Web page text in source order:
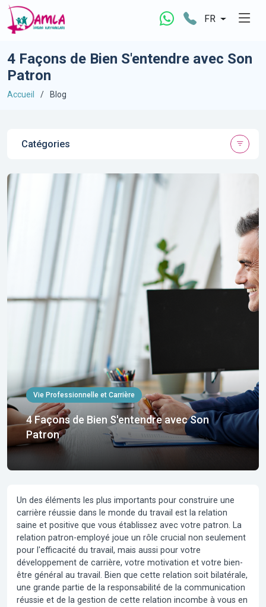
FR
4 Façons de Bien S'entendre avec Son
Patron
Accueil Blog
Vie Professionnelle et Carrière
4 Façons de Bien S'entendre avec Son
Patron
Un des éléments les plus importants pour construire une
carrière réussie dans le monde du travail est la relation
saine et positive que vous établissez avec votre patron. La
relation patron-employé joue un rôle crucial non seulement
pour l'efficacité du travail, mais aussi pour votre
développement de carrière, votre motivation et votre bien-
être général au travail. Bien que cette relation soit bilatérale,
une grande partie de la responsabilité de la communication
réussie et de la gestion de cette relation incombe à vous en
Catégories